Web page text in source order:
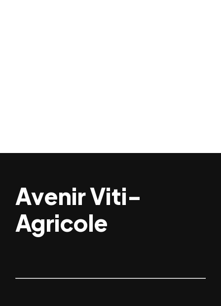
Avenir Viti-
Agricole